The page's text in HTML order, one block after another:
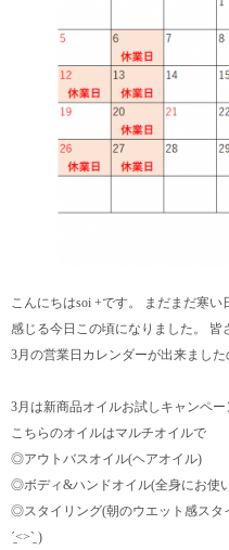
こんにちはsoi +です。 まだまだ寒
感じる今日この頃になりました。 皆
3月の営業日カレンダーが出来まし
3月は新商品オイルお試しキャンペ
こちらのオイルはマルチオイルで
◎アウトバスオイル(ヘアオイル)
◎ボディ&ハンドオイル(全身にお使
◎スタイリング(朝のウエット感スタ
ˊ̱˂˃ˋ̱ )